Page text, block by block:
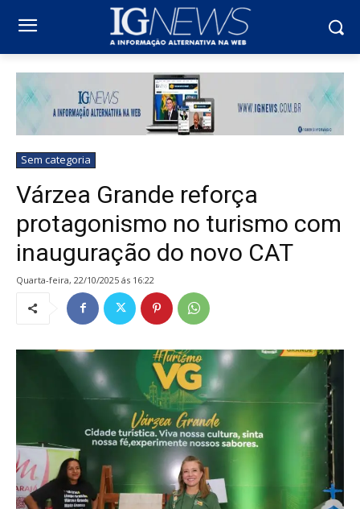
Sem categoria
Várzea Grande reforça
protagonismo no turismo com
inauguração do novo CAT
quarta-feira, 22/10/2025 ás 16:22